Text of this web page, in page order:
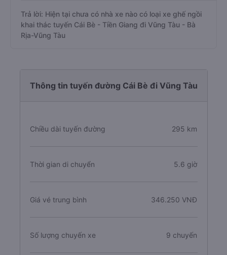
Trả lời: Hiện tại chưa có nhà xe nào có loại xe ghế ngồi
khai thác tuyến Cái Bè - Tiền Giang đi Vũng Tàu - Bà
Rịa-Vũng Tàu
Thông tin tuyến đường Cái Bè đi Vũng Tàu
Chiều dài tuyến đường 295 km
Thời gian di chuyển 5.6 giờ
Giá vé trung bình 346.250 VNĐ
Số lượng chuyến xe 9 chuyến